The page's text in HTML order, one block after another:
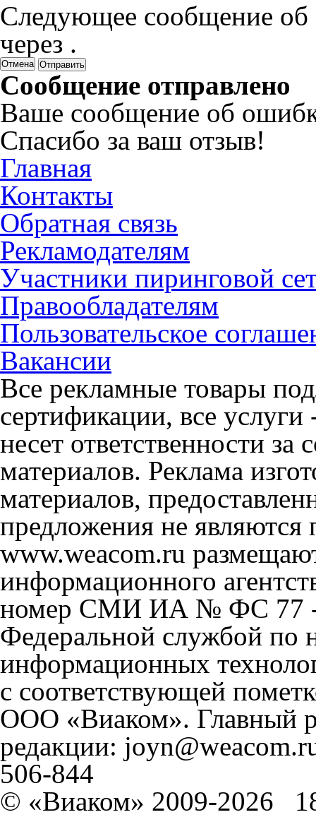
Следующее сообщение об
через .
Отмена
Сообщение отправлено
Ваше сообщение об
Спасибо за ваш отзыв!
Главная
Контакты
Обратная связь
Рекламодателям
Участники пиринговой
Правообладателям
Пользовательское
Вакансии
Все рекламные товары
сертификации, все
несет ответственности
материалов. Реклама
материалов,
предложения не
www.weacom.ru
информационного
номер СМИ ИА № ФС 77 -
Федеральной службой по
информационных
с соответствующей
ООО «Виаком». Главный
редакции:
506-844
© «Виаком» 2009-2026